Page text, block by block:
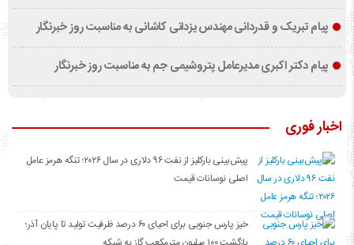
پیام تبریک و قدردانی مهندس یزدانی کاشانی به مناسبت روز خبرنگار
پیام دکتر اکبری مدیرعامل پتروشیمی جم به مناسبت روز خبرنگار
اخبار فوری
پیش‌بینی بارکلیز از نفت ۹۶ دلاری در سال ۲۰۲۶؛ تنگه هرمز عامل
اصلی نوسانات قیمت
خیز پارس جنوبی برای احیای ۶۰ درصد ظرفیت تولید تا پایان آذر؛